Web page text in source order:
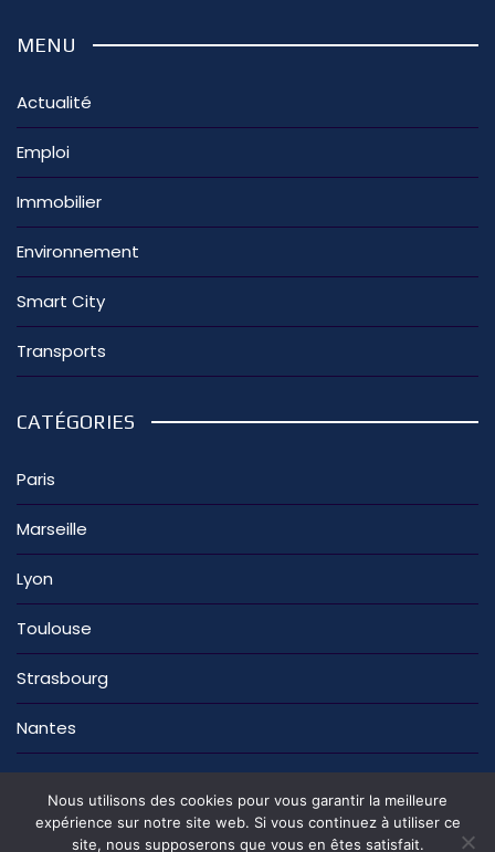
MENU
Actualité
Emploi
Immobilier
Environnement
Smart City
Transports
CATÉGORIES
Paris
Marseille
Lyon
Toulouse
Strasbourg
Nantes
Nous utilisons des cookies pour vous garantir la meilleure
expérience sur notre site web. Si vous continuez à utiliser ce
site, nous supposerons que vous en êtes satisfait.